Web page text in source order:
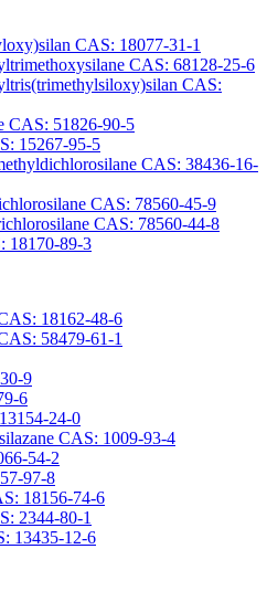
CAS: 18077-31-1
CAS: 68128-25-6
CAS:
CAS: 51826-90-5
15267-95-5
CAS: 38436-16-
CAS: 78560-45-9
CAS: 78560-44-8
18170-89-3
18162-48-6
58479-61-1
9
6
24-0
CAS: 1009-93-4
54-2
97-8
18156-74-6
2344-80-1
13435-12-6